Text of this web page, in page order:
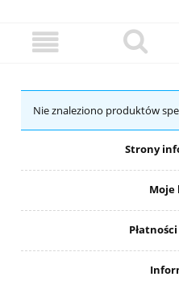
Nie znaleziono produktów
Strony
Moje